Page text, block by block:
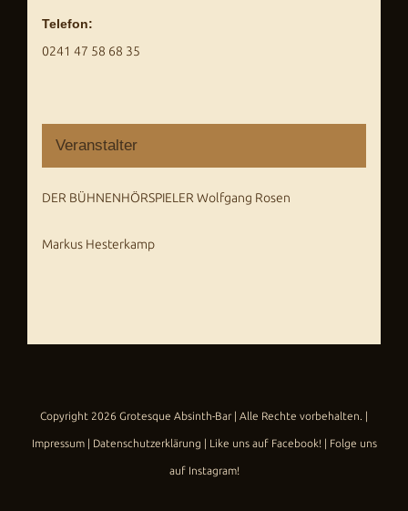
Telefon:
0241 47 58 68 35
Veranstalter
DER BÜHNENHÖRSPIELER Wolfgang Rosen
Markus Hesterkamp
Copyright 2026 Grotesque Absinth-Bar| Alle Rechte vorbehalten. |
Impressum| Datenschutzerklärung | Like uns auf Facebook! | Folge uns
auf Instagram!